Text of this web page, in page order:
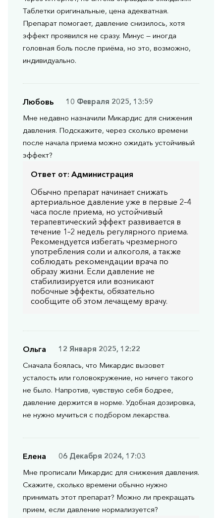
Таблетки оригинальные, цена адекватная.
Препарат помогает, давление снизилось, хотя
эффект проявился не сразу. Минус — иногда
головная боль после приёма, но это, возможно,
индивидуально.
Любовь
10 Февраля 2025, 13:59
Мне недавно назначили Микардис для снижения
давления. Подскажите, через сколько времени
после начала приема можно ожидать устойчивый
эффект?
Ответ от: Администрация
Обычно препарат начинает снижать
артериальное давление уже в первые 2–4
часа после приема, но устойчивый
терапевтический эффект развивается в
течение 1–2 недель регулярного приема.
Рекомендуется избегать чрезмерного
употребления соли и алкоголя, а также
соблюдать рекомендации врача по
образу жизни. Если давление не
стабилизируется или возникают
побочные эффекты, обязательно
сообщите об этом лечащему врачу.
Ольга
12 Января 2025, 12:22
Сначала боялась, что Микардис вызовет
усталость или головокружение, но ничего такого
не было. Напротив, чувствую себя бодрее,
давление держится в норме. Удобная дозировка,
не нужно мучиться с подбором лекарства.
Елена
06 Декабря 2024, 17:03
Мне прописали Микардис для снижения давления.
Скажите, сколько времени обычно нужно
принимать этот препарат? Можно ли прекращать
прием, если давление нормализуется?